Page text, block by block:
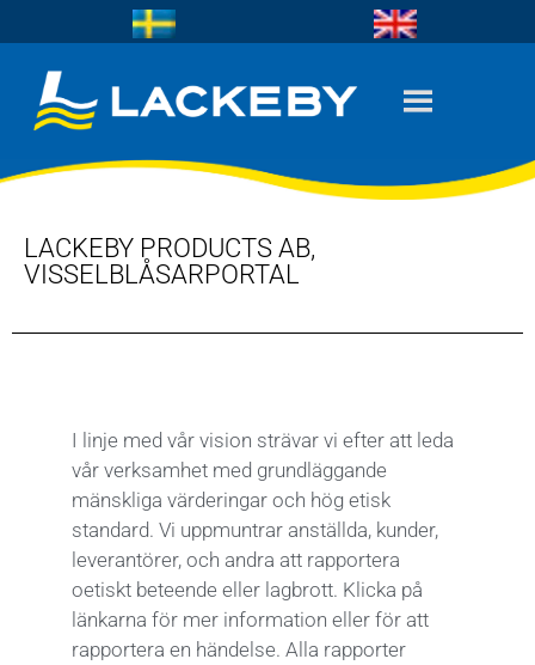
LACKEBY PRODUCTS AB,
VISSELBLÅSARPORTAL
I linje med vår vision strävar vi efter att leda
vår verksamhet med grundläggande
mänskliga värderingar och hög etisk
standard. Vi uppmuntrar anställda, kunder,
leverantörer, och andra att rapportera
oetiskt beteende eller lagbrott. Klicka på
länkarna för mer information eller för att
rapportera en händelse. Alla rapporter